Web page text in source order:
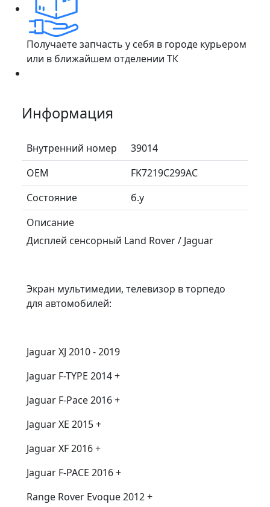
Получаете запчасть у себя в городе курьером
или в ближайшем отделении ТК
Информация
Внутренний номер
39014
ОЕМ
FK7219C299AC
Состояние
б.у
Описание
Дисплей сенсорный Land Rover / Jaguar
Экран мультимедии, телевизор в торпедо
для автомобилей:
Jaguar XJ 2010 - 2019
Jaguar F-TYPE 2014 +
Jaguar F-Pace 2016 +
Jaguar XE 2015 +
Jaguar XF 2016 +
Jaguar F-PACE 2016 +
Range Rover Evoque 2012 +